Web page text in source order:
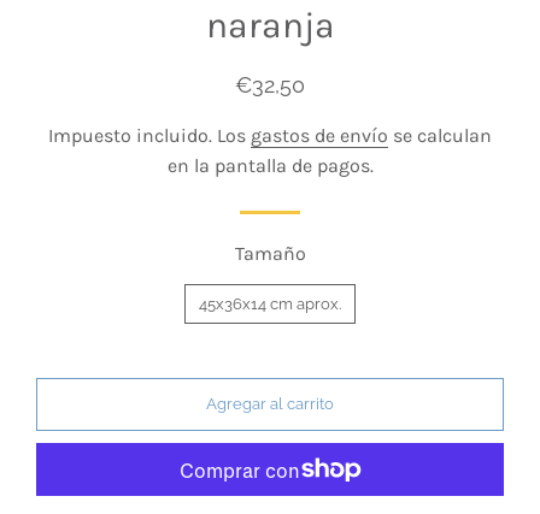
naranja
Precio
Precio
venta
€32,50
Impuesto incluido. Los gastos de envío se calculan
en la pantalla de pagos.
Tamaño
45x36x14 cm aprox.
Agregar al carrito